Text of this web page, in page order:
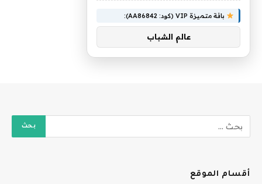
أقسام الموقع
باقة متميزة VIP (كود: AA86842):
عالم الشباب